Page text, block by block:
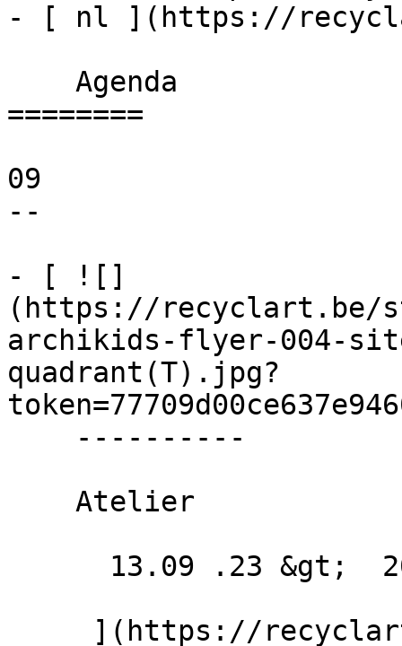
- [ nl ](https://
========
09
--
- [ ![]
(https://recyclart.be/
archikids-flyer-004-
quadrant(T).jpg?